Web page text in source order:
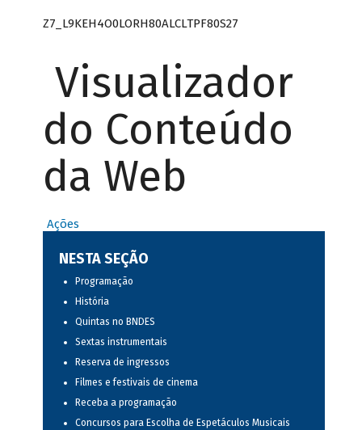
Z7_L9KEH4O0LORH80ALCLTPF80S27
Visualizador
do Conteúdo
da Web
Ações
NESTA SEÇÃO
Programação
História
Quintas no BNDES
Sextas instrumentais
Reserva de ingressos
Filmes e festivais de cinema
Receba a programação
Concursos para Escolha de Espetáculos Musicais